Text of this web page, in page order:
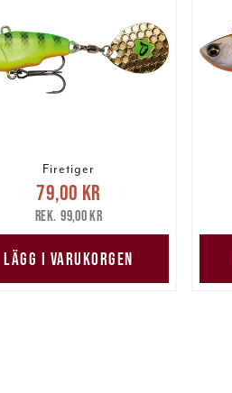
Firetiger
Nuvarande pris
79,00 krTidigare pris
99,00 kr
79,00 kr
99,00 kr
LÄGG I VARUKORGEN